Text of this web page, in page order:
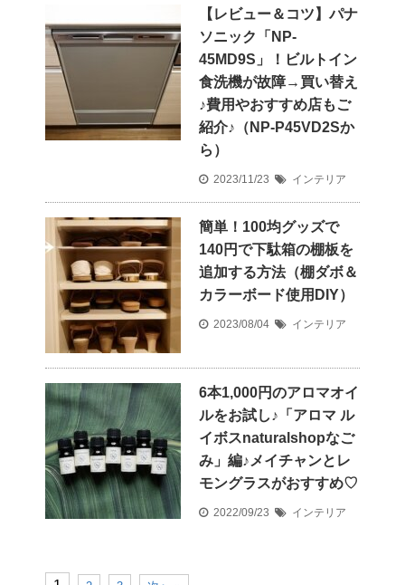
【レビュー＆コツ】パナ
ソニック「NP-
45MD9S」！ビルトイン
食洗機が故障→買い替え
♪費用やおすすめ店もご
紹介♪（NP-P45VD2Sか
ら）
2023/11/23 インテリア
簡単！100均グッズで
140円で下駄箱の棚板を
追加する方法（棚ダボ＆
カラーボード使用DIY）
2023/08/04 インテリア
6本1,000円のアロマオイ
ルをお試し♪「アロマ ル
イボスnaturalshopなご
み」編♪メイチャンとレ
モングラスがおすすめ♡
2022/09/23 インテリア